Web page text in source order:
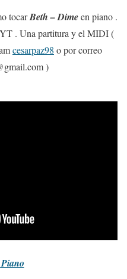
tocarBeth – Dimeen piano .
. Una partitura y el MIDI (
cesarpaz98 o por correo
)
Piano